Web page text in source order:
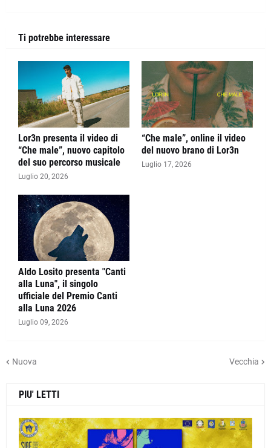
Ti potrebbe interessare
Lor3n presenta il video di
“Che male”, nuovo capitolo
del suo percorso musicale
Luglio 20, 2026
“Che male”, online il video
del nuovo brano di Lor3n
Luglio 17, 2026
Aldo Losito presenta "Canti
alla Luna", il singolo
ufficiale del Premio Canti
alla Luna 2026
Luglio 09, 2026
Nuova Vecchia
PIU' LETTI